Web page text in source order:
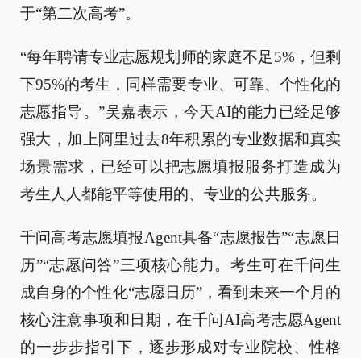
于“第二次高考”。
“每年聘请专业志愿规划师的家庭不足5%，但剩
下95%的考生，同样需要专业、可靠、个性化的
志愿指导。”吴嘉表示，今天AI的能力已经足够
强大，加上阿里过去8年积累的专业数据和真实
场景需求，已经可以把志愿填报服务打造成为
考生人人都能平等使用的、专业的公共服务。
千问高考志愿填报Agent具备“志愿报告”“志愿日
历”“志愿问答”三项核心能力。考生可在千问生
成自身的个性化“志愿日历”，看到未来一个月的
核心注意事项和日期，在千问AI高考志愿Agent
的一步步指引下，逐步形成对专业院校、性格